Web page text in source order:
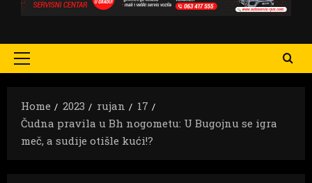
Primary
Home
2023 rujan
17
Čudna pravila u Bh nogometu: U Bugojnu se igra
meč, a sudije otišle kući!?